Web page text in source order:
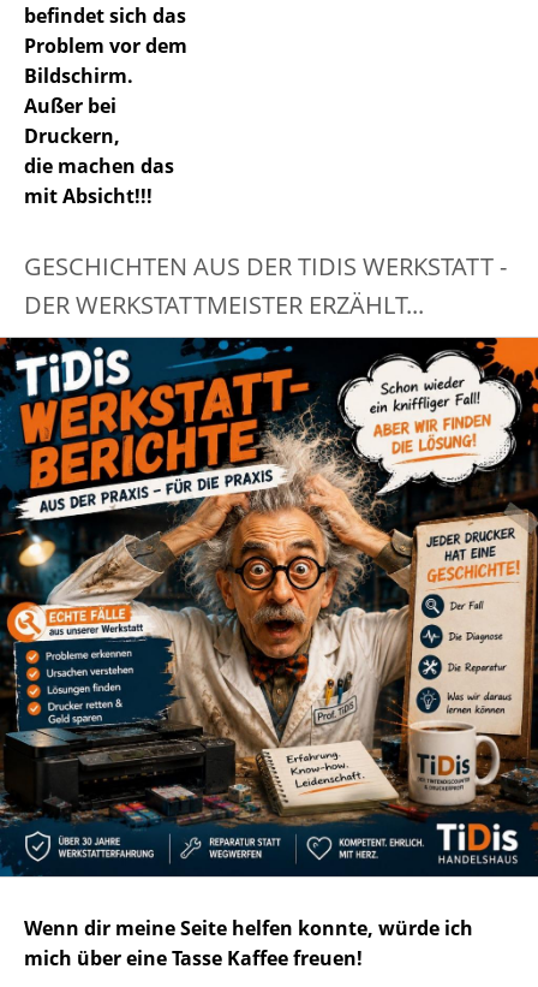
befindet sich das
Problem vor dem
Bildschirm.
Außer bei
Druckern,
die machen das
mit Absicht!!!
GESCHICHTEN AUS DER TIDIS WERKSTATT -
DER WERKSTATTMEISTER ERZÄHLT...
Wenn dir meine Seite helfen konnte, würde ich
mich über eine Tasse Kaffee freuen!